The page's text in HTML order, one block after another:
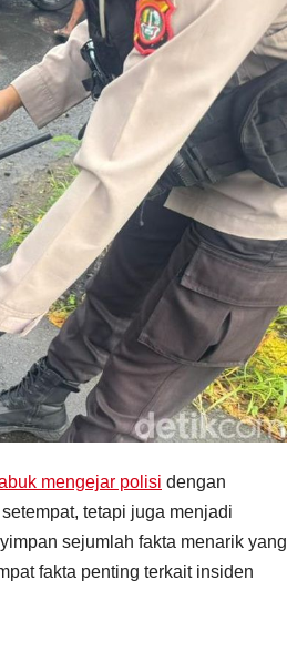
mengejar polisi dengan
tetapi juga menjadi
sejumlah fakta menarik yang
fakta penting terkait insiden